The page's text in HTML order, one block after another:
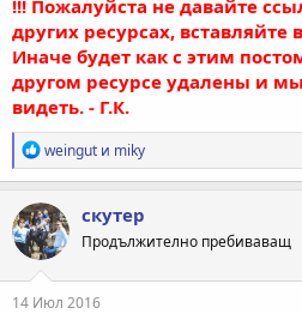
!!! Пожалуйста не давайте
других ресурсах, вставляйте
Иначе будет как с этим
другом ресурсе удалены и
видеть. - Г.К.
Р
е
а
к
ц
и
и
:
weingut и miky
скутер
Продължително пребиваващ
14 Июл 2016